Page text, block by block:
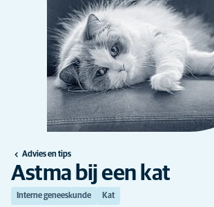
Advies en tips
Astma bij een kat
Interne geneeskunde Kat